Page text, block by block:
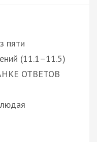
пяти
(11.1–11.5)
ОТВЕТОВ